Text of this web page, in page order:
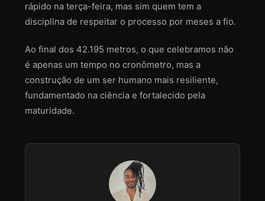
rápido na terça-feira, mas sim quem tem a
disciplina de respeitar o processo por meses a fio.
Ao final dos 42.195 metros, o que celebramos não
é apenas um tempo no cronômetro, mas a
construção de um ser humano mais resiliente,
fundamentado na ciência e fortalecido pela
maturidade.